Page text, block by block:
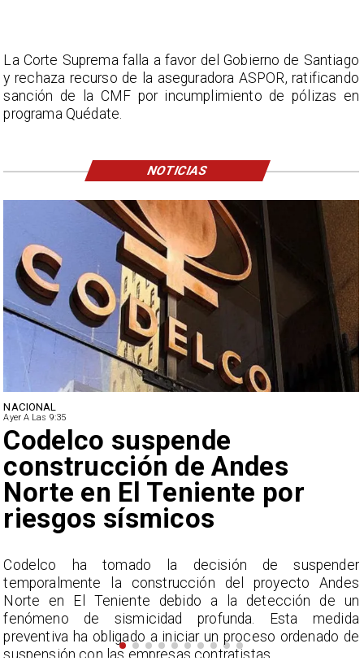
NACIONAL
Ayer A Las 9:35
Lluvias históricas en Chile:
ciudades alcanzan máximos
nunca vistos
La Dirección Meteorológica de Chile reporta
acumulados sin precedentes en julio y pronostica lluvias
por encima del promedio en agosto.
La Corte Suprema falla a favor del Gobierno de Santiago
y rechaza recurso de la aseguradora ASPOR, ratificando
sanción de la CMF por incumplimiento de pólizas en
programa Quédate.
NOTICIAS